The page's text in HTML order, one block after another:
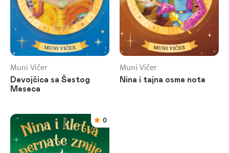
Muni Vičer
Devojčica sa Šestog
Meseca
Muni Vičer
Nina i tajna osme note
0